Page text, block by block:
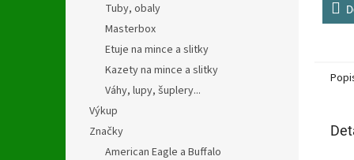
Tuby, obaly
Masterbox
Etuje na mince a slitky
Kazety na mince a slitky
Váhy, lupy, šuplery...
Výkup
Značky
American Eagle a Buffalo
5